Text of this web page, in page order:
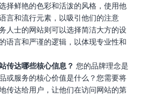
择鲜艳的色彩和活泼的风格，使用他
言和流行元素，以吸引他们的注意
人士的网站则可以选择简洁大方的设
语言和严谨的逻辑，以体现专业性和
传达哪些核心信息？ 您的品牌理念是
或服务的核心价值是什么？您需要将
传达给用户，让他们在访问网站的第